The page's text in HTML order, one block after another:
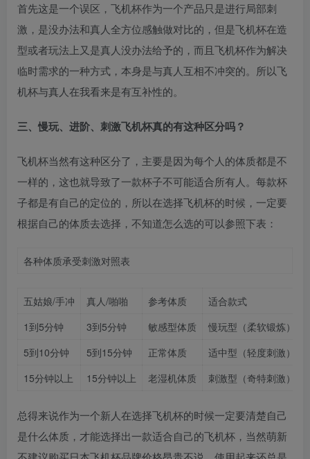
首先这是一个误区，飞机杯作为一个产品只是进行局部刺
激，是没办法和真人全方位感触做对比的，但是飞机杯在造
型或者玩法上又是真人没办法给予的，而且飞机杯作为解决
临时需求的一种方式，本身是与真人互相不冲突的。所以飞
机杯与真人在我看来是有互补性的。
三、慢玩、进阶、刺激飞机杯真的有这种区分吗？
飞机杯当然有这种区分了，主要是因为每个人的体质都是不
一样的，这也就导致了一款杯子不可能适合所有人。每款杯
子都是有自己的定位的，所以在选择飞机杯的时候，一定要
根据自己的体质去选择，不知道怎么选的可以参照下表：
各种体质承受刺激对照表
五姑娘/手冲 真人/啪啪 参考体质
适合款式
1到5分钟
3到5分钟 敏感型体质
慢玩型（柔软锻炼）
5到10分钟
5到15分钟 正常体质
适中型（轻度刺激）
15分钟以上
15分钟以上 老湿机体质 刺激型（奇特刺激）
总得来说作为一个新人在选择飞机杯的时候一定要清楚自己
是什么体质，才能选择出一款适合自己的飞机杯，当然萌新